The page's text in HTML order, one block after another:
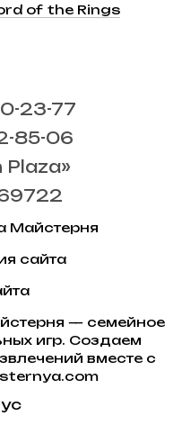
of the Rings
23-77
85-06
Plaza»
Майстерня
сайта
— семейное
игр. Создаем
вместе с